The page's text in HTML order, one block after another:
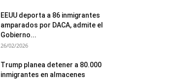
EEUU deporta a 86 inmigrantes
amparados por DACA, admite el
Gobierno...
26/02/2026
Trump planea detener a 80.000
inmigrantes en almacenes